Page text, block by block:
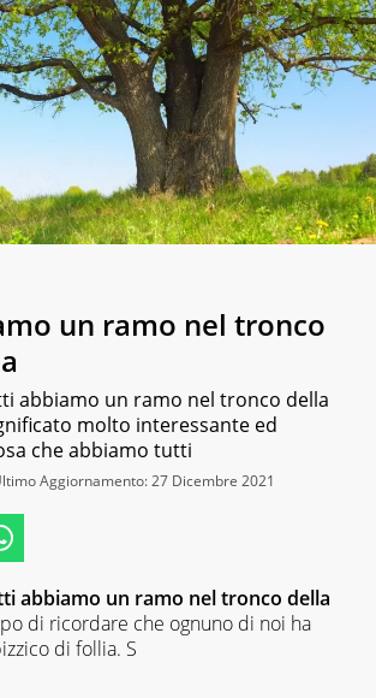
un ramo nel tronco
abbiamo un ramo nel tronco della
molto interessante ed
che abbiamo tutti
Aggiornamento: 27 Dicembre 2021
abbiamo un ramo nel tronco della
di ricordare che ognuno di noi ha
di follia. S